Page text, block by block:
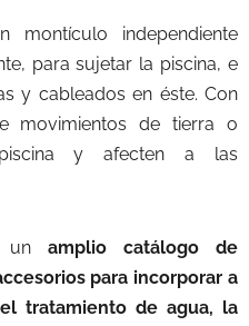
montículo independiente
para sujetar la piscina, e
y cableados en éste. Con
movimientos de tierra o
y afecten a las
un amplio catálogo de
para incorporar a
tratamiento de agua, la